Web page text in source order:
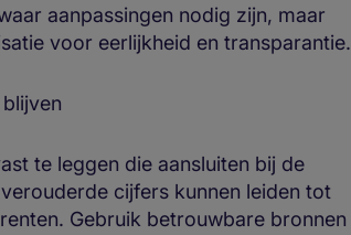
aanpassingen nodig zijn, maar
voor eerlijkheid en transparantie.
te leggen die aansluiten bij de
cijfers kunnen leiden tot
Gebruik betrouwbare bronnen